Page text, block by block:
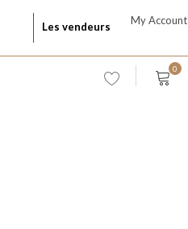
My Account
Les vendeurs
0